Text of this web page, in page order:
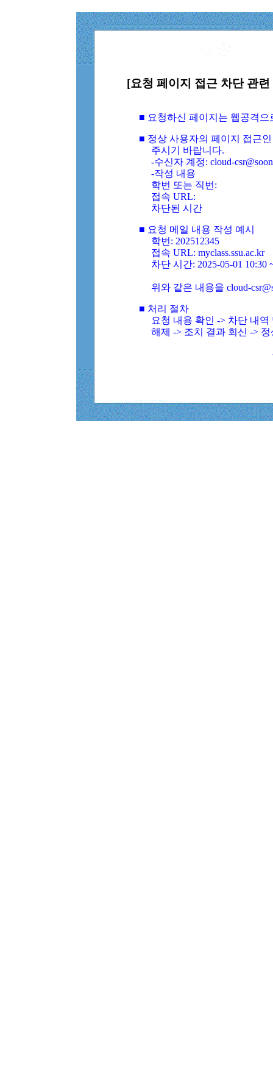
[요청 페이지 접근 차단 관
■ 요청하신 페이지는 웹공격
■ 정상 사용자의 페이지 접근
주시기 바랍니다.
-수신자 계정: cloud-
-작성 내용
학번 또는 직번:
접속 URL:
차단된 시간
■ 요청 메일 내용 작성 예시
학번: 202512345
접속 URL: myclass.ssu.ac.kr
차단 시간: 2025-05-01 10:30
위와 같은 내용을 cloud-
■ 처리 절차
요청 내용 확인 -> 차단 내
해제 -> 조치 결과 회신 ->